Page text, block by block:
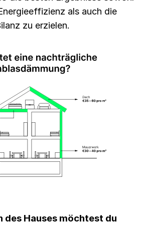
als auch die
zu erzielen.
des Hauses möchtest du